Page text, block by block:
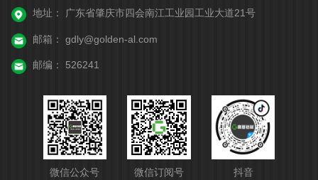
地址： 广东省肇庆市四会南江工业园工业大道21号
邮箱： gdly@golden-al.com
邮编： 526241
微信公众号 微信订阅号 抖音